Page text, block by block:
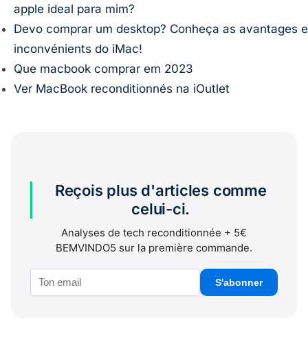
apple ideal para mim?
Devo comprar um desktop? Conheça as avantages e
inconvénients do iMac!
Que macbook comprar em 2023
Ver MacBook reconditionnés na iOutlet
Reçois plus d'articles comme
celui-ci.
Analyses de tech reconditionnée + 5€
BEMVINDO5 sur la première commande.
S'abonner